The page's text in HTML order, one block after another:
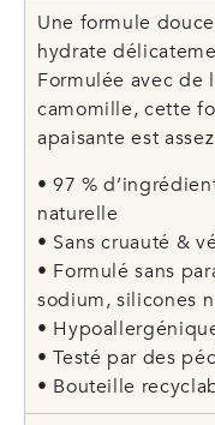
Une formule
hydrate
Formulée avec de
camomille, cette
apaisante est
• 97 %
naturelle
• Sans cruauté &
• Formulé sans
sodium, silicones
•
• Testé par des
• Bouteille